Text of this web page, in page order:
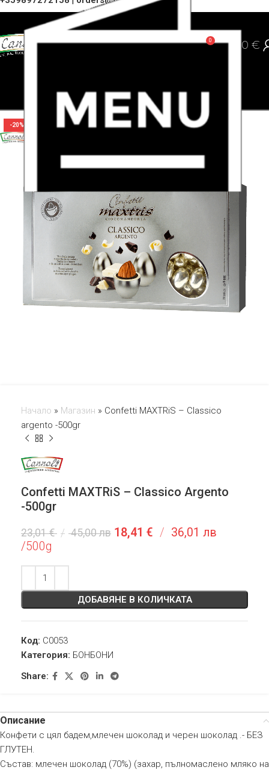
0 0,00 €
-20%
Начало » Магазин » Confetti MAXTRiS – Classico
argento -500gr
Confetti MAXTRiS – Classico Argento
-500gr
23,01€ / 45,00 лв 18,41 € / 36,01 лв
/500g
ДОБАВЯНЕ В КОЛИЧКАТА
Код: C0053
Категория: БОНБОНИ
Share:
Описание
Конфети с цял бадем,млечен шоколад и черен шоколад .- БЕЗ
ГЛУТЕН.
Състав: млечен шоколад (70%) (захар, пълномаслено мляко на